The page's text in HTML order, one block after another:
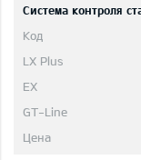
Система контроля